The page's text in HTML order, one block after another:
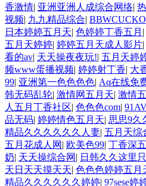
香激情| 亚洲亚洲人成综合网络|
视频| 九九精品综合|
日本婷婷五月天| 色婷婷丁香五月 |
五月天婷婷| 婷婷五月天成人影片|
看的av| 天天操夜夜玩!| 五月天婷
频www蛋播视频| 婷婷射丁香| 大
99| 亚洲第一色色色色| Aα在线免
韩无码乱轮| 激情网五月天| 激情
人五月丁香社区| 色色色com|
品无码| 婷婷情色五月天| 思思9久
精品久久久久久久人妻| 五月天综
五月花成人网 | 欧美色99| 丁香深
奶| 天天操综合网 | 日韩久久这里
天日天天摸天天| 色色色婷婷五月
精品久久久久久久婷婷| 97sese婷